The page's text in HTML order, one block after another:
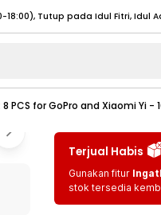
20:00), Tutup pada Idul Fitri
(08:00 - 17:00) Selengkapnya
(08:00 - 17:00) Selengkapnya
20:00), Tutup pada Idul Fitri
20:00), Tutup pada Idul Fitri
PCS for GoPro and Xiaomi Yi -
Terjual Habis
Gunakan fitur
stok tersedia